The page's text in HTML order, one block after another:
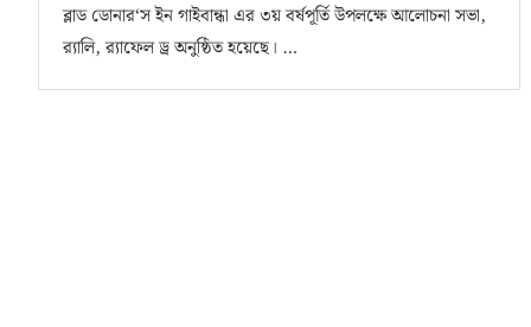
ব্লাড ডোনার‘স ইন গাইবান্ধা এর ৩য় বর্ষপূর্তি উপলক্ষে আলোচনা সভা,
র‍্যালি, র‍্যাফেল ড্র অনুষ্ঠিত হয়েছে। …